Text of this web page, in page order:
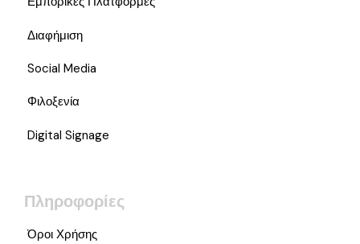
Διαφήμιση
Social Media
Φιλοξενία
Digital Signage
Πληροφορίες
Όροι Χρήσης